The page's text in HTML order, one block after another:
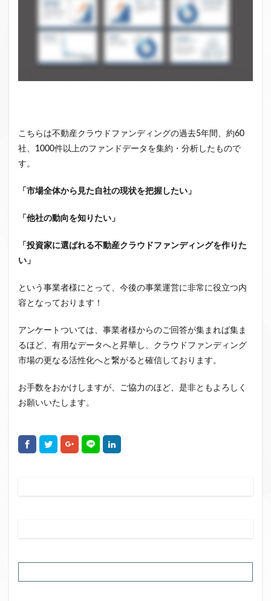
こちらは不動産クラウドファンディングの過去5年間、約60
社、1000件以上のファンドデータを集約・分析したもので
す。
「市場全体から見た自社の現状を把握したい」
「 他社の動向を知りたい」
「投資家に選ばれる不動産クラウドファンディングを作りた
い」
という事業者様にとって、今後の事業運営に非常に役立つ内
容となっております！
アンケートついては、事業者様からのご回答が集まれば集ま
るほど、有用なデータへと昇華し、クラウドファンディング
市場の更なる活性化へと繋がると確信しております。
お手数をおかけしますが、ご協力のほど、是非ともよろしく
お願いいたします。
検索